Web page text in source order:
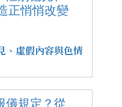
、虛假內容與色情